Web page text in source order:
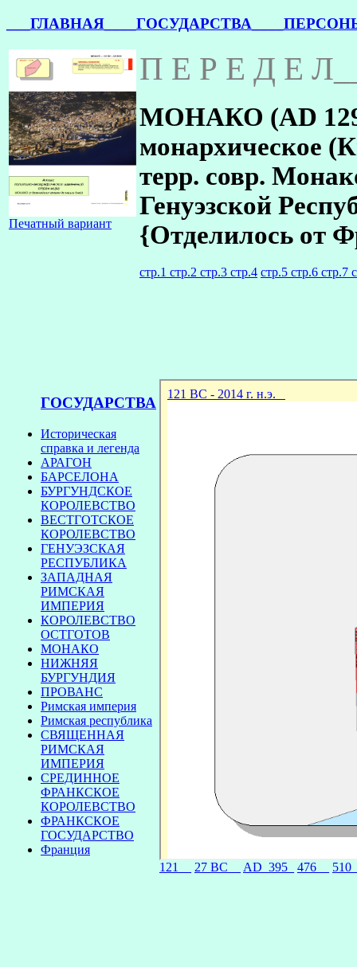
___ГЛАВНАЯ_ ___ГОСУДАРСТВА_
Печатный вариант
П Е Р Е Д Е
МОНАКО (AD
монархическое
терр. совр.
Генуэзской
{Отделилось от
стр.1 стр.2 стр.3 стр.4 стр.5 стр.6 стр.7
ГОСУДАРСТВА
Историческая
справка и легенда
АРАГОН
БАРСЕЛОНА
БУРГУНДСКОЕ
КОРОЛЕВСТВО
ВЕСТГОТСКОЕ
КОРОЛЕВСТВО
ГЕНУЭЗСКАЯ
РЕСПУБЛИКА
ЗАПАДНАЯ
РИМСКАЯ
ИМПЕРИЯ
КОРОЛЕВСТВО
ОСТГОТОВ
МОНАКО
НИЖНЯЯ
БУРГУНДИЯ
ПРОВАНС
Римская империя
Римская республика
СВЯЩЕННАЯ
РИМСКАЯ
ИМПЕРИЯ
СРЕДИННОЕ
ФРАНКСКОЕ
КОРОЛЕВСТВО
ФРАНКСКОЕ
ГОСУДАРСТВО
Франция
121__
27 BC__ AD_395_ 476__ 510_